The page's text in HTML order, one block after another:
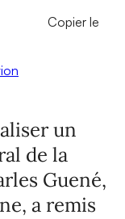
Copier le
un
de la
Guené,
a remis